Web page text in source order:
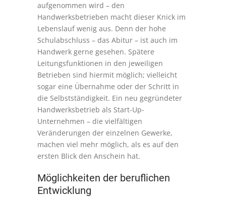
aufgenommen wird – den
Handwerksbetrieben macht dieser Knick im
Lebenslauf wenig aus. Denn der hohe
Schulabschluss – das Abitur – ist auch im
Handwerk gerne gesehen. Spätere
Leitungsfunktionen in den jeweiligen
Betrieben sind hiermit möglich; vielleicht
sogar eine Übernahme oder der Schritt in
die Selbstständigkeit. Ein neu gegründeter
Handwerksbetrieb als Start-Up-
Unternehmen – die vielfältigen
Veränderungen der einzelnen Gewerke,
machen viel mehr möglich, als es auf den
ersten Blick den Anschein hat.
Möglichkeiten der beruflichen
Entwicklung